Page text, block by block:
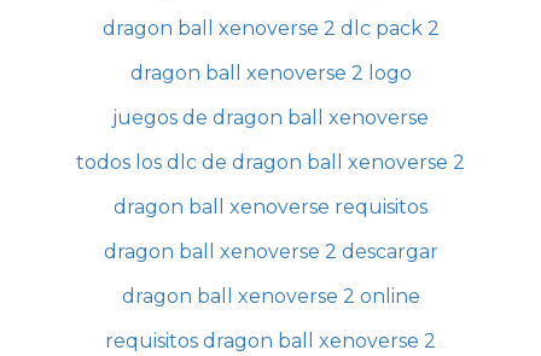
dragon ball xenoverse 2 dlc pack 2
dragon ball xenoverse 2 logo
juegos de dragon ball xenoverse
todos los dlc de dragon ball xenoverse 2
dragon ball xenoverse requisitos
dragon ball xenoverse 2 descargar
dragon ball xenoverse 2 online
requisitos dragon ball xenoverse 2